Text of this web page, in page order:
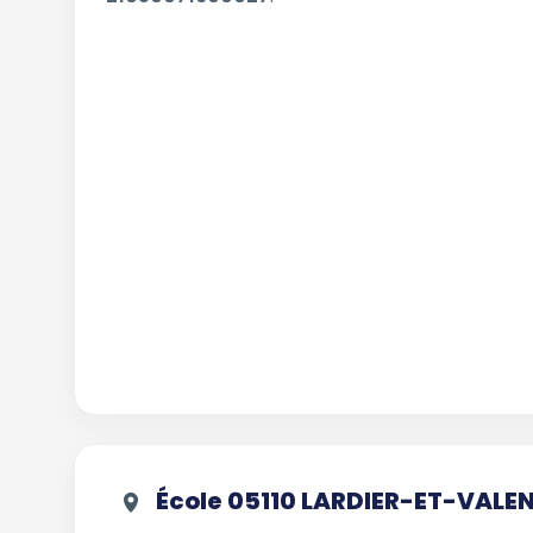
École 05110 LARDIER-ET-